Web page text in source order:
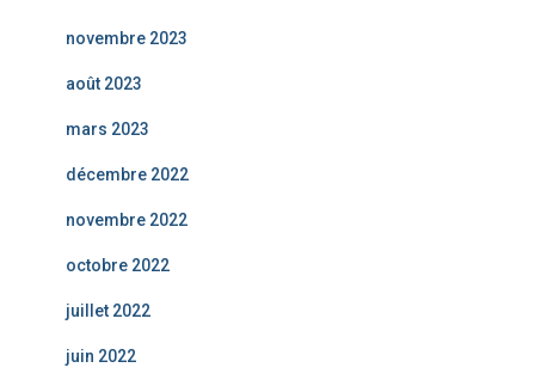
novembre 2023
août 2023
mars 2023
décembre 2022
novembre 2022
octobre 2022
juillet 2022
juin 2022